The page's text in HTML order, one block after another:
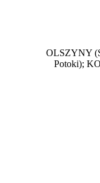
OLSZYNY
Potoki);